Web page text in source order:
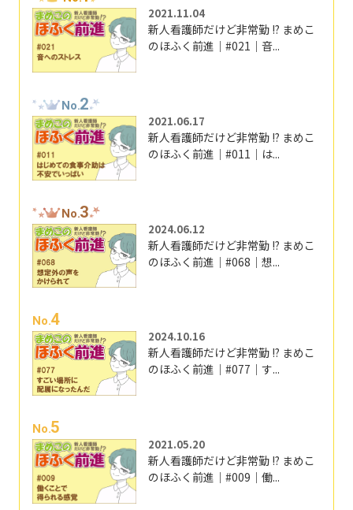
2021.11.04
新人看護師だけど非常勤 !? まめこ
のほふく前進｜#021｜音...
No.2
2021.06.17
新人看護師だけど非常勤 !? まめこ
のほふく前進｜#011｜は...
No.3
2024.06.12
新人看護師だけど非常勤 !? まめこ
のほふく前進｜#068｜想...
No.4
2024.10.16
新人看護師だけど非常勤 !? まめこ
のほふく前進｜#077｜す...
No.5
2021.05.20
新人看護師だけど非常勤 !? まめこ
のほふく前進｜#009｜働...